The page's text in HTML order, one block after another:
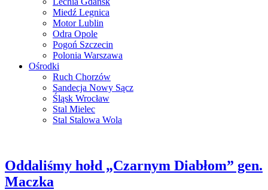
Miedź Legnica
Motor Lublin
Odra Opole
Pogoń Szczecin
Polonia Warszawa
Ośrodki
Ruch Chorzów
Sandecja Nowy Sącz
Śląsk Wrocław
Stal Mielec
Stal Stalowa Wola
Oddaliśmy hołd „Czarnym Diabłom” gen.
Maczka